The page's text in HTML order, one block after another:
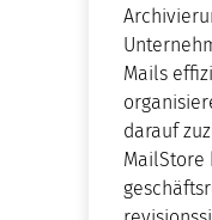
Mails
darauf
MailStore